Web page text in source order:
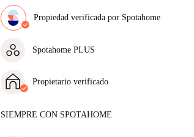
no te devuelve la fianza, nosotros te la
reembolsamos.
Propiedad verificada por Spotahome
obtienes exactamente lo que ves en el anuncio.
Spotahome PLUS
más exigentes. Estándares más altos de seguridad y
soporte adicional durante todo el alquiler.
Propietario verificado
Más sobre este arrendador
SIEMPRE CON SPOTAHOME